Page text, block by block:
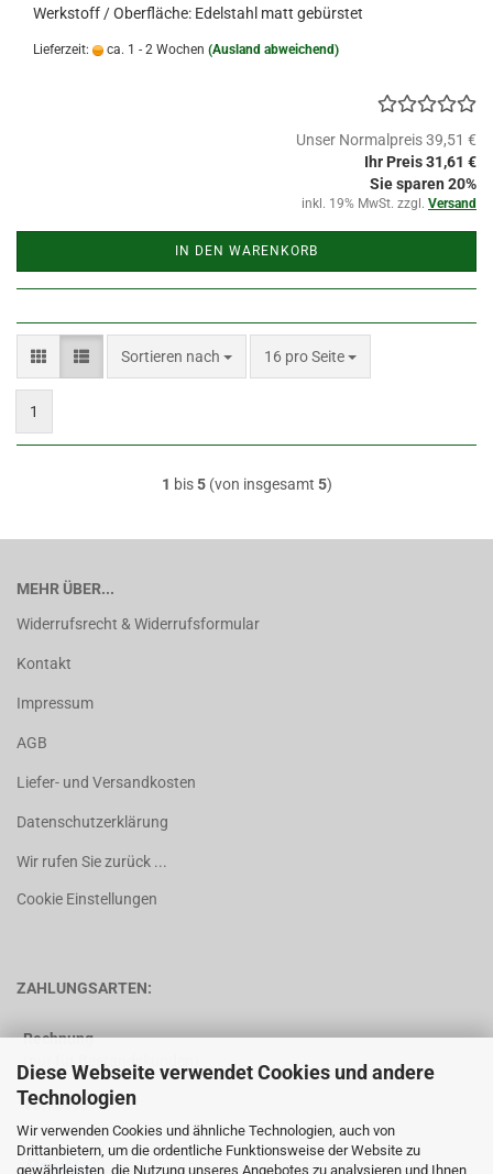
Diese Webseite verwendet Cookies und andere
Technologien
Wir verwenden Cookies und ähnliche Technologien, auch von
Drittanbietern, um die ordentliche Funktionsweise der Website zu
gewährleisten, die Nutzung unseres Angebotes zu analysieren und Ihnen
Werkstoff / Oberfläche: Edelstahl matt gebürstet
Lieferzeit: ca. 1 - 2 Wochen (Ausland abweichend)
Unser Normalpreis 39,51 €
Ihr Preis 31,61 €
Sie sparen 20%
inkl. 19% MwSt. zzgl. Versand
IN DEN WARENKORB
Sortieren nach
Sortieren nach 16 pro Seite
pro Seite
1
1 bis5(von insgesamt 5)
MEHR ÜBER...
Widerrufsrecht & Widerrufsformular
Kontakt
Impressum
AGB
Liefer- und Versandkosten
Datenschutzerklärung
Wir rufen Sie zurück ...
Cookie Einstellungen
ZAHLUNGSARTEN:
Rechnung
(nur für Bestandskunden)
Vorkasse